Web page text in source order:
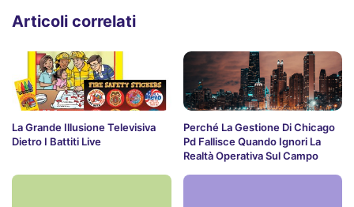
Articoli correlati
La Grande Illusione Televisiva
Dietro I Battiti Live
Perché La Gestione Di Chicago
Pd Fallisce Quando Ignori La
Realtà Operativa Sul Campo